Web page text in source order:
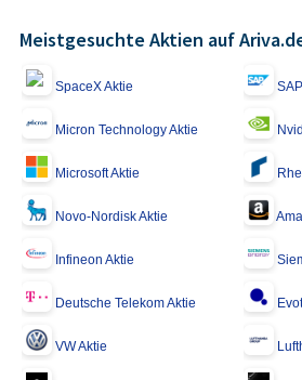
Meistgesuchte Aktien auf
SpaceX Aktie
Micron Technology Aktie
Microsoft Aktie
Novo-Nordisk Aktie
Infineon Aktie
Deutsche Telekom Aktie
VW Aktie